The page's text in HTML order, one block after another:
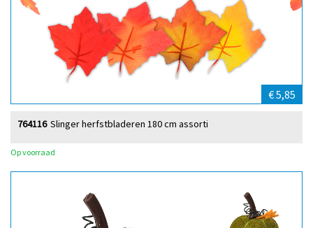
€ 5,85
Slinger herfstbladeren 180 cm assorti
764116
Op voorraad